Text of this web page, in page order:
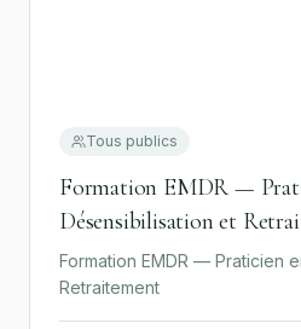
Tous publics
Formation EMDR —
Désensibilisation et
Formation EMDR — Praticien
Retraitement